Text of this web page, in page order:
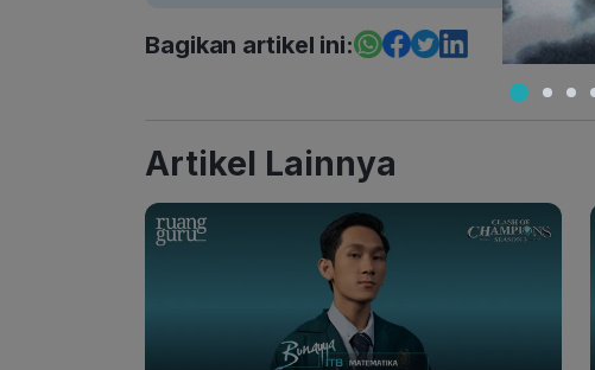
Bagikan artikel ini:
Artikel Lainnya